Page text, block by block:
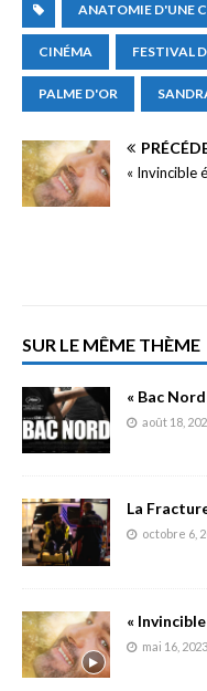
ANATOMIE D'UNE
CINÉMA FESTIVAL
PALME D'OR
« Invincible
SUR LE MÊME THÈME
« Bac
août 18,
La
octobre 6,
«
mai 16, 2023